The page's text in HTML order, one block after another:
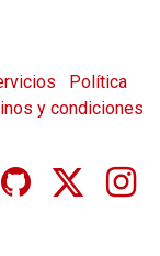
Política
y condiciones